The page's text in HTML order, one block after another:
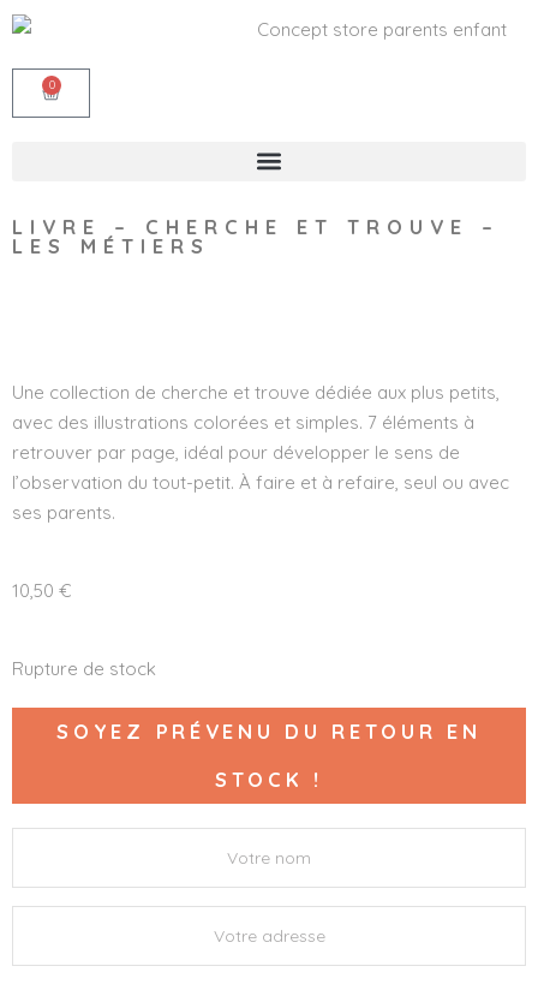
0
LIVRE – CHERCHE ET TROUVE –
LES MÉTIERS
Une collection de cherche et trouve dédiée aux plus petits,
avec des illustrations colorées et simples. 7 éléments à
retrouver par page, idéal pour développer le sens de
l’observation du tout-petit. À faire et à refaire, seul ou avec
ses parents.
10,50 €
Rupture de stock
SOYEZ PRÉVENU DU RETOUR EN
STOCK !